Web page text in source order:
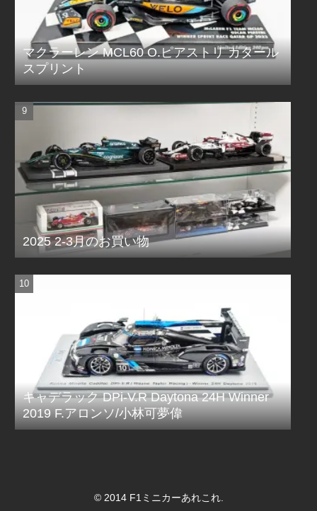
マクラーレン MCL60 O.ピアストリ カタール
スプリント
2025 2-3月のお買い物
キャデラック DPi-V.R Daytona 24H Winner
2019 F.アロンソ/小林可夢偉
© 2014 F1ミニカーあれこれ.